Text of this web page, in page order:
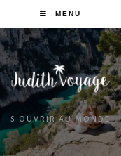
MENU
S'OUVRIR AU MONDE